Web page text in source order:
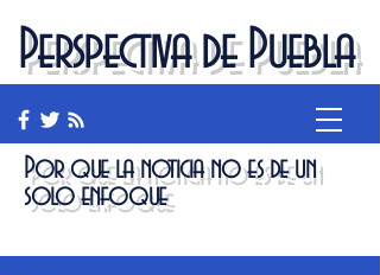
Perspectiva de Puebla
Por que la noticia no es de un
solo enfoque